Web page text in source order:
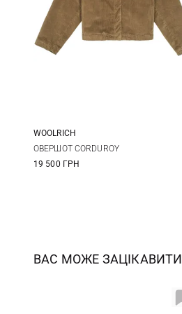
XS S
WOOLRICH
ОВЕРШОТ CORDUROY
19 500 ГРН
ВАС МОЖЕ ЗАЦІКАВИТИ